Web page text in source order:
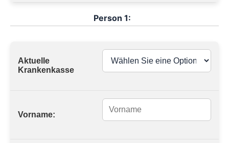
Person 1:
Aktuelle
Krankenkasse
Vorname: